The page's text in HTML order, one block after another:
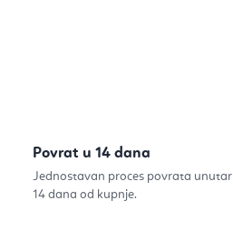
Povrat u 14 dana
Jednostavan proces povrata unutar
14 dana od kupnje.